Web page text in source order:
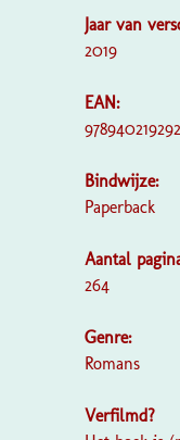
Jaar van
2019
EAN:
Bindwijze:
Paperback
Aantal
264
Genre:
Romans
Verfilmd?